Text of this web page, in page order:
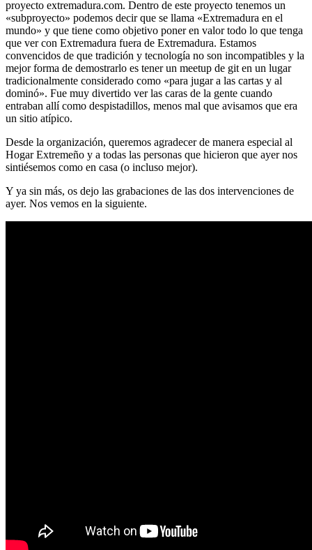
proyecto extremadura.com. Dentro de este proyecto tenemos un
«subproyecto» podemos decir que se llama «Extremadura en el
mundo» y que tiene como objetivo poner en valor todo lo que tenga
que ver con Extremadura fuera de Extremadura. Estamos
convencidos de que tradición y tecnología no son incompatibles y la
mejor forma de demostrarlo es tener un meetup de git en un lugar
tradicionalmente considerado como «para jugar a las cartas y al
dominó». Fue muy divertido ver las caras de la gente cuando
entraban allí como despistadillos, menos mal que avisamos que era
un sitio atípico.
Desde la organización, queremos agradecer de manera especial al
Hogar Extremeño y a todas las personas que hicieron que ayer nos
sintiésemos como en casa (o incluso mejor).
Y ya sin más, os dejo las grabaciones de las dos intervenciones de
ayer. Nos vemos en la siguiente.